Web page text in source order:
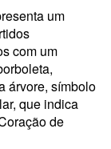
um
com um
árvore, símbolo
que indica
de